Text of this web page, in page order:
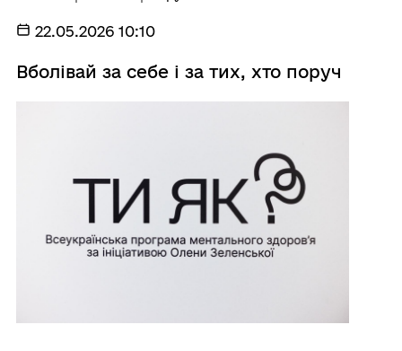
22.05.2026 10:10
Вболівай за себе і за тих, хто поруч